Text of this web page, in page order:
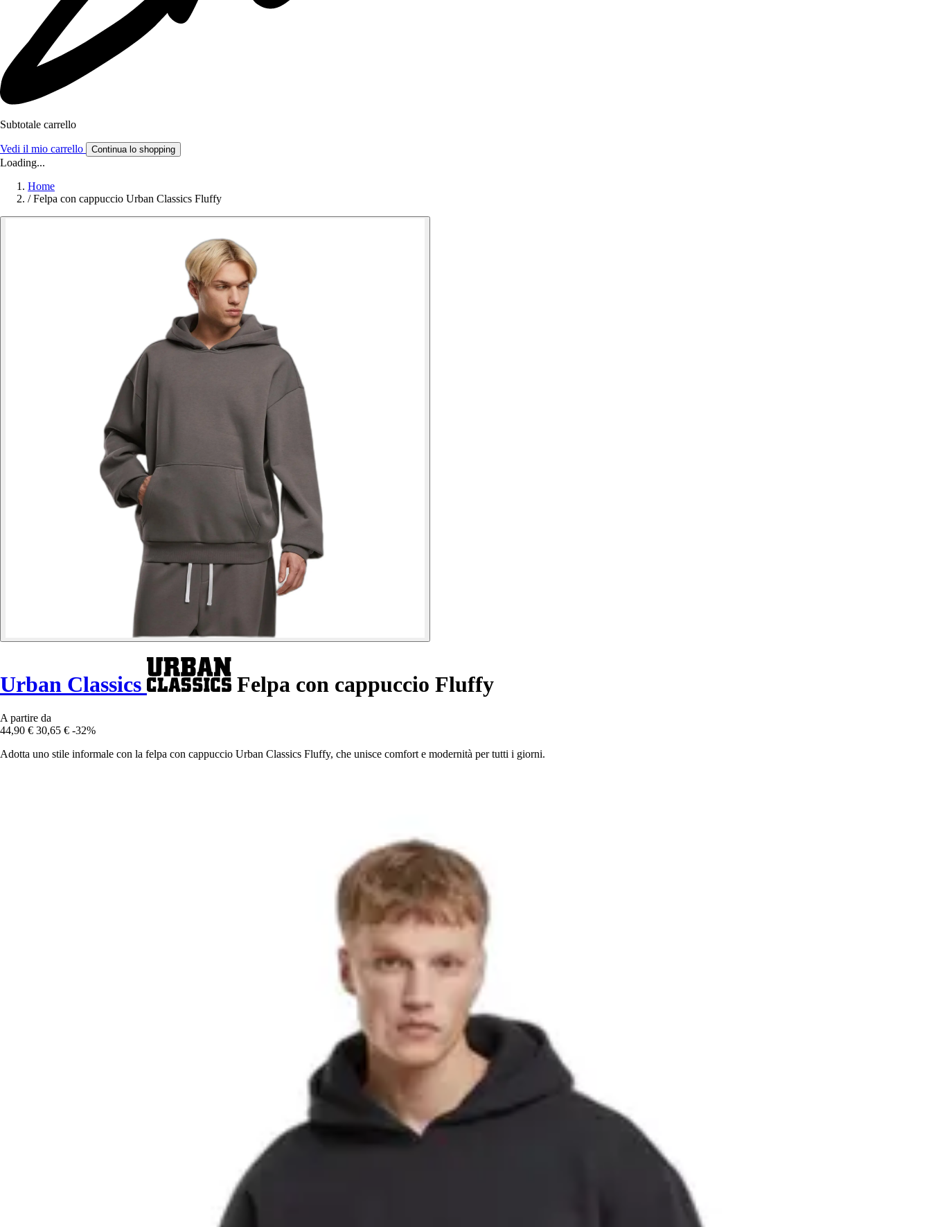
Subtotale carrello
Vedi il mio carrello Continua lo shopping
Loading...
Home
/ Felpa con cappuccio Urban Classics Fluffy
Urban Classics Felpa con cappuccio Fluffy
A partire da
44,90 € 30,65 € -32%
Adotta uno stile informale con la felpa con cappuccio Urban Classics Fluffy, che unisce comfort e modernità per tutti i giorni.